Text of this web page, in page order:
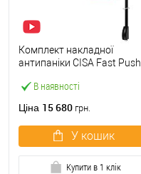
В наявності
Комплект накладної
антипаніки CISA Fast Push
точковий вверх-вниз
Ціна 15 680 грн.
У кошик
Купити в 1 клік